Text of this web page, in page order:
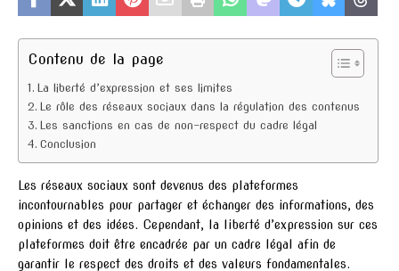
Contenu de la page
La liberté d’expression et ses limites
Le rôle des réseaux sociaux dans la régulation des contenus
Les sanctions en cas de non-respect du cadre légal
Conclusion
Les réseaux sociaux sont devenus des plateformes
incontournables pour partager et échanger des informations, des
opinions et des idées. Cependant, la liberté d’expression sur ces
plateformes doit être encadrée par un cadre légal afin de
garantir le respect des droits et des valeurs fondamentales.